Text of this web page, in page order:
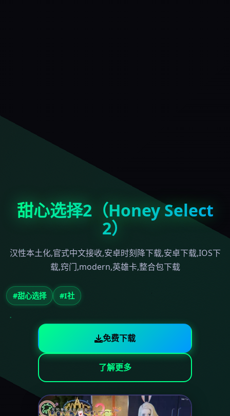
甜心选择2（Honey Select
2）
汉性本土化,官式中文接收,安卓时刻降下载,安卓下载,IOS下
载,窍门,modern,英雄卡,整合包下载
#甜心选择 #I社
免费下载
了解更多